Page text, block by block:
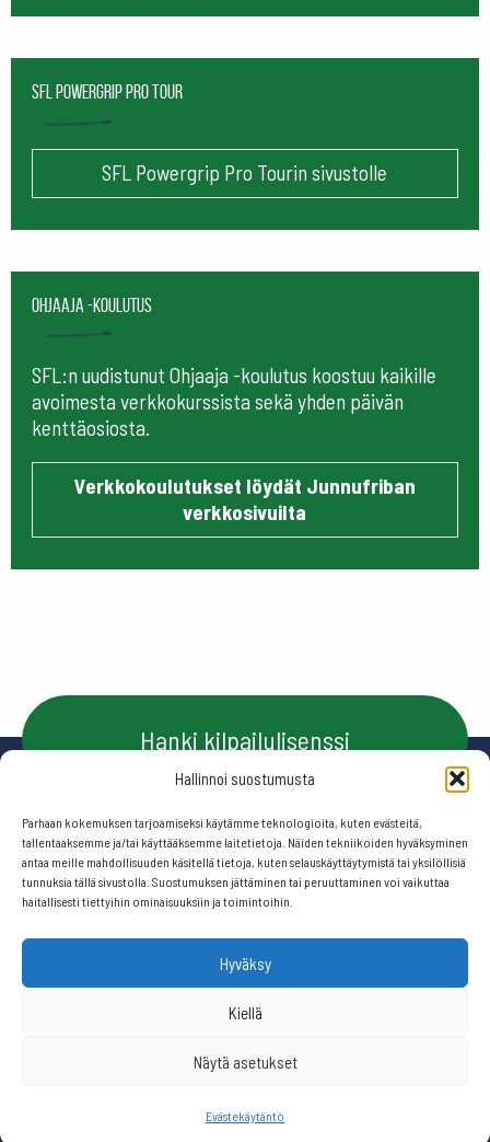
Hallinnoi suostumusta
Parhaan kokemuksen tarjoamiseksi käytämme teknologioita, kuten evästeitä,
tallentaaksemme ja/tai käyttääksemme laitetietoja. Näiden tekniikoiden hyväksyminen
antaa meille mahdollisuuden käsitellä tietoja, kuten selauskäyttäytymistä tai yksilöllisiä
tunnuksia tällä sivustolla. Suostumuksen jättäminen tai peruuttaminen voi vaikuttaa
haitallisesti tiettyihin ominaisuuksiin ja toimintoihin.
Hyväksy
Kiellä
Näytä asetukset
Evästekäytäntö
SFL Powergrip Pro Tour
SFL Powergrip Pro Tourin sivustolle
Ohjaaja -koulutus
SFL:n uudistunut Ohjaaja -koulutus koostuu kaikille
avoimesta verkkokurssista sekä yhden päivän
kenttäosiosta.
Verkkokoulutukset löydät Junnufriban
verkkosivuilta
Hanki kilpailulisenssi
Ota yhteyttä
Seuraa meitä:
© 2026 Suomen frisbeegolfliitto.
Website by506 ikkunaa